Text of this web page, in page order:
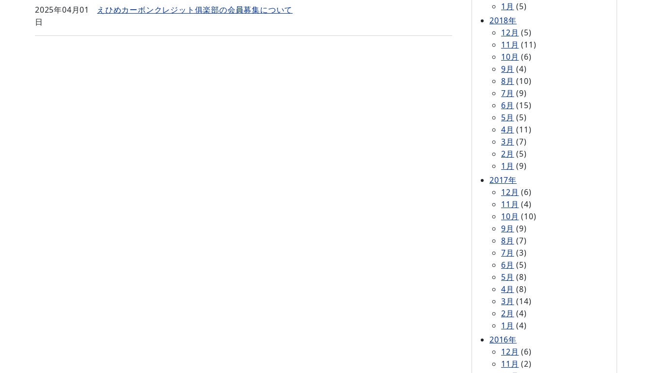
2025年04月01
日
えひめカーボンクレジット俱楽部の会員募集について
1月 (5)
2018年
12月 (5)
11月 (11)
10月 (6)
9月 (4)
8月 (10)
7月 (9)
6月 (15)
5月 (5)
4月 (11)
3月 (7)
2月 (5)
1月 (9)
2017年
12月 (6)
11月 (4)
10月 (10)
9月 (9)
8月 (7)
7月 (3)
6月 (5)
5月 (8)
4月 (8)
3月 (14)
2月 (4)
1月 (4)
2016年
12月 (6)
11月 (2)